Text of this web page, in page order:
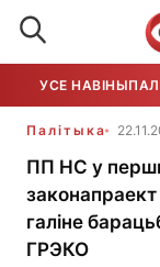
УСЕ НАВІНЫ
Палітыка
ПП НС у
галіне
ГРЭКО